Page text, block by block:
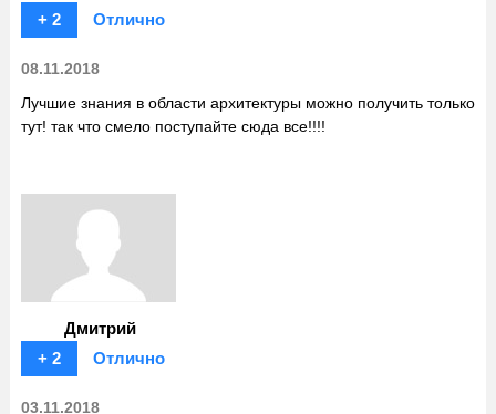
+ 2
Отлично
08.11.2018
Лучшие знания в области архитектуры можно получить только
тут! так что смело поступайте сюда все!!!!
Дмитрий
+ 2
Отлично
03.11.2018